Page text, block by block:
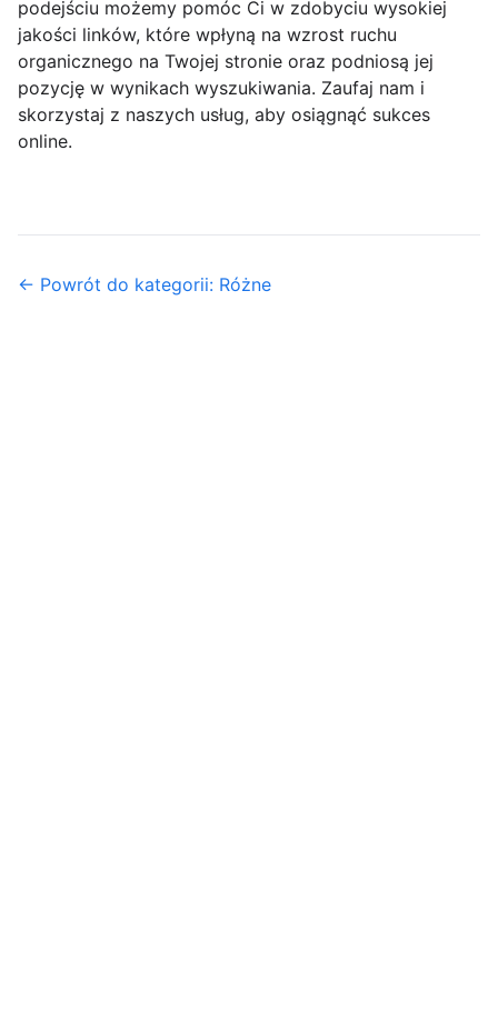
podejściu możemy pomóc Ci w zdobyciu wysokiej
jakości linków, które wpłyną na wzrost ruchu
organicznego na Twojej stronie oraz podniosą jej
pozycję w wynikach wyszukiwania. Zaufaj nam i
skorzystaj z naszych usług, aby osiągnąć sukces
online.
← Powrót do kategorii: Różne